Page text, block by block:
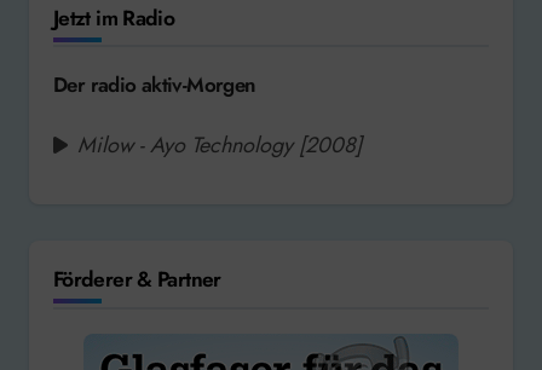
Jetzt im Radio
Der radio aktiv-Morgen
Milow - Ayo Technology [2008]
Förderer & Partner